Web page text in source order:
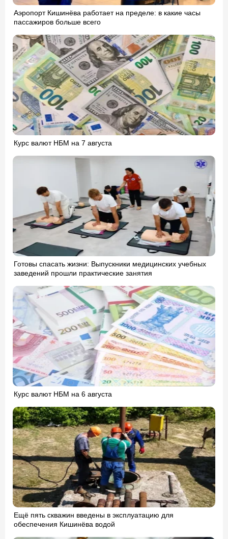
Аэропорт Кишинёва работает на пределе: в какие часы
пассажиров больше всего
Курс валют НБМ на 7 августа
Готовы спасать жизни: Выпускники медицинских учебных
заведений прошли практические занятия
Курс валют НБМ на 6 августа
Ещё пять скважин введены в эксплуатацию для
обеспечения Кишинёва водой